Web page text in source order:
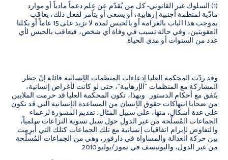
(1) السلوك غير القانوني- كل من يُقدّم عن عِلم دعماً مادياً أو موارد
مادّية لمنظمة أجنبية إرهابية، أو يسعى أو يتآمر لفعل ذلك، يعاقب
بموجب هذا الباب بالغرامة أو بالحبس لمدة لا تزيد على 15 عاماً أو بكلتا
العقوبتين، وفي حالة تسبب في وفاة أي شخص، فيعاقب بالحبس لأي
عدد من السنوات أو مدى الحياة.
وقد ردّت المحكمة العليا إدعاءات المنظمات الإنسانية قائلة إنّ حظر
المشاركة مع المنظمات "الإرهابية"، حتى لو كانت لأغراض إنسانية،
يتّفق مع أحكام الدستور. وبهذا، تكون المحكمة العليا قد حرمت الملايين
من ضحايا انتهاكات حقوق الإنسان من المساعدة الإنسانية التي قد تكون
على عدة أشكال، منها، على سبيل المثال، تقديم المشورة لزعماء
الجماعات المُسلَّحة من غير الدول حول سبل تسوية النزاعات سلمياً،
والتفاوض لإبرام اتفاقيات إنسانية مع تلك الجماعات كتلك التي أُبرِمت
بين حركة العدالة والمساواة في دارفور، وهي من الجماعات المُسلَّحة
من غير الدول، واليونيسف في تموز/يوليو 2010.